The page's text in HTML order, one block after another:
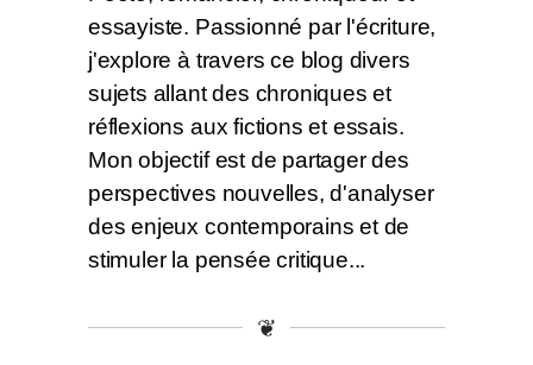
essayiste. Passionné par l'écriture,
j'explore à travers ce blog divers
sujets allant des chroniques et
réflexions aux fictions et essais.
Mon objectif est de partager des
perspectives nouvelles, d'analyser
des enjeux contemporains et de
stimuler la pensée critique...
❦